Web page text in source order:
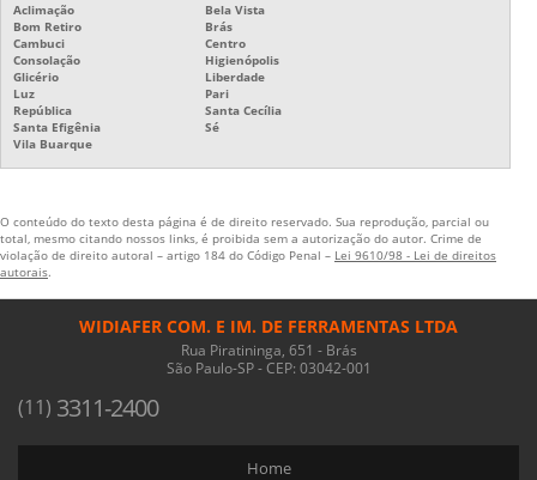
Aclimação
Bela Vista
Bom Retiro
Brás
Cambuci
Centro
Consolação
Higienópolis
Glicério
Liberdade
Luz
Pari
República
Santa Cecília
Santa Efigênia
Sé
Vila Buarque
O conteúdo do texto desta página é de direito reservado. Sua reprodução, parcial ou
total, mesmo citando nossos links, é proibida sem a autorização do autor. Crime de
violação de direito autoral – artigo 184 do Código Penal – Lei 9610/98 - Lei de direitos
autorais.
WIDIAFER COM. E IM. DE FERRAMENTAS LTDA
Rua Piratininga, 651 - Brás
São Paulo-SP - CEP: 03042-001
(11) 3311-2400
Home